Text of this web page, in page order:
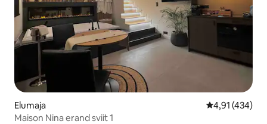
Elumaja Keskmine
4,91 (434)
Maison Nina erand sviit 1